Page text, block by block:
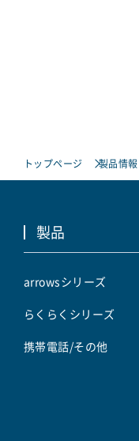
トップページ 製品情報
製品
arrowsシリーズ
らくらくシリーズ
携帯電話/その他